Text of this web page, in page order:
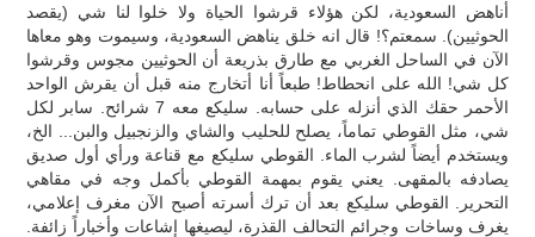
أناهض السعودية، لكن هؤلاء قرشوا الحياة ولا خلوا لنا شي (يقصد
الحوثيين). سمعتم؟! قال انه خلق يناهض السعودية، وسيموت وهو معاها
الآن في الساحل الغربي مع طارق بذريعة أن الحوثيين مجوس وقرشوا
كل شي! الله على انحطاط! طبعاً أنا أتخارج منه قبل أن يقرش الواحد
الأحمر حقك الذي أنزله على حسابه. سليكع معه 7 شرائح. سابر لكل
شي، مثل القوطي تماماً، يصلح للحليب والشاي والزنجبيل والبن... الخ،
ويستخدم أيضاً لشرب الماء. القوطي سليكع مع قناعة ورأي أول صديق
يصادفه بالمقهى. يعني يقوم بمهمة القوطي بأكمل وجه في مقاهي
التحرير. القوطي سليكع بعد أن ترك أسرته أصبح الآن مغرف إعلامي،
يغرف وساخات وجرائم التحالف القذرة، ليصيغها إشاعات وأخباراً زائفة.